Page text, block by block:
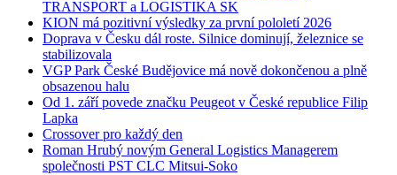
TRANSPORT a LOGISTIKA SK
KION má pozitivní výsledky za první pololetí 2026
Doprava v Česku dál roste. Silnice dominují, železnice se
stabilizovala
VGP Park České Budějovice má nově dokončenou a plně
obsazenou halu
Od 1. září povede značku Peugeot v České republice Filip
Lapka
Crossover pro každý den
Roman Hrubý novým General Logistics Managerem
společnosti PST CLC Mitsui-Soko